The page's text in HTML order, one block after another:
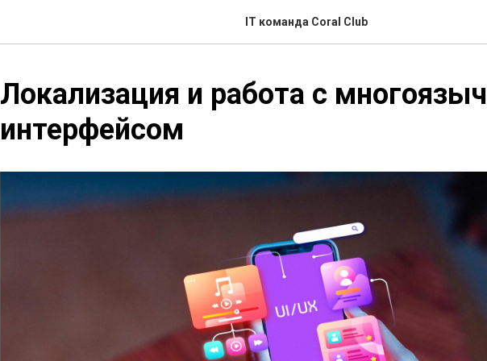
IT команда Coral Club
Локализация и работа с
интерфейсом